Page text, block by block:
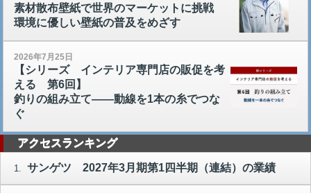
素材散布壁紙で世界のマーケットに挑戦
環境に優しい壁紙の普及をめざす
2026年7月25日
【シリーズ インテリア専門店の販促を考
える 第6回】
釣りの組み立て――動線を1本の糸でつな
ぐ
アクセスランキング
1. サンゲツ 2027年3月期第1四半期（連結）の業績